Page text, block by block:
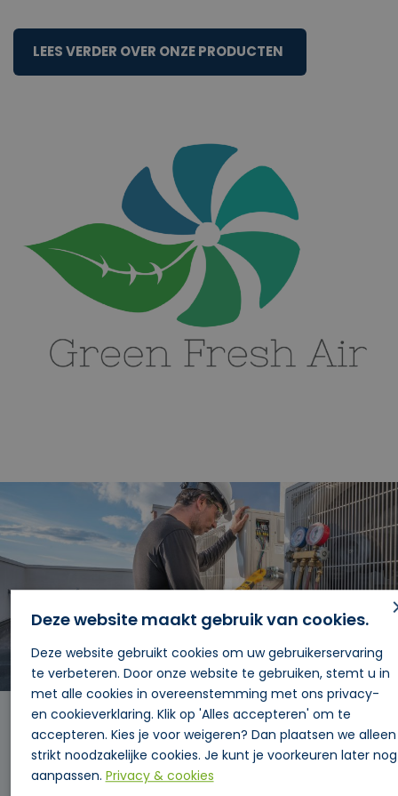
LEES VERDER OVER ONZE PRODUCTEN
LUCAM SERVICE
Lucam service. Waar kunt u op rekenen?
Deze website maakt gebruik van cookies.
Deze website gebruikt cookies om uw gebruikerservaring
te verbeteren. Door onze website te gebruiken, stemt u in
met alle cookies in overeenstemming met ons privacy-
en cookieverklaring. Klik op 'Alles accepteren' om te
accepteren. Kies je voor weigeren? Dan plaatsen we alleen
strikt noodzakelijke cookies. Je kunt je voorkeuren later nog
aanpassen. Privacy & cookies